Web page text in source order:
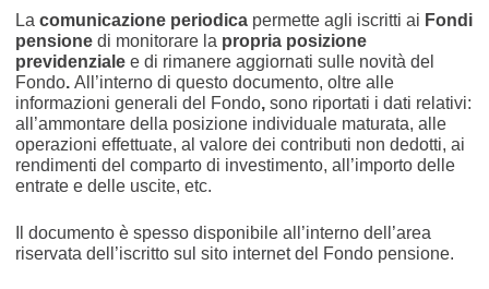
La comunicazione periodicapermette agli iscritti ai Fondi
pensionedi monitorare la propria posizione
previdenziale e di rimanere aggiornati sulle novità del
Fondo. All’interno di questo documento, oltre alle
informazioni generali del Fondo,sono riportati i dati relativi:
all’ammontare della posizione individuale maturata, alle
operazioni effettuate, al valore dei contributi non dedotti, ai
rendimenti del comparto di investimento, all’importo delle
entrate e delle uscite, etc.
Il documento è spesso disponibile all’interno dell’area
riservata dell’iscritto sul sito internet del Fondo pensione.